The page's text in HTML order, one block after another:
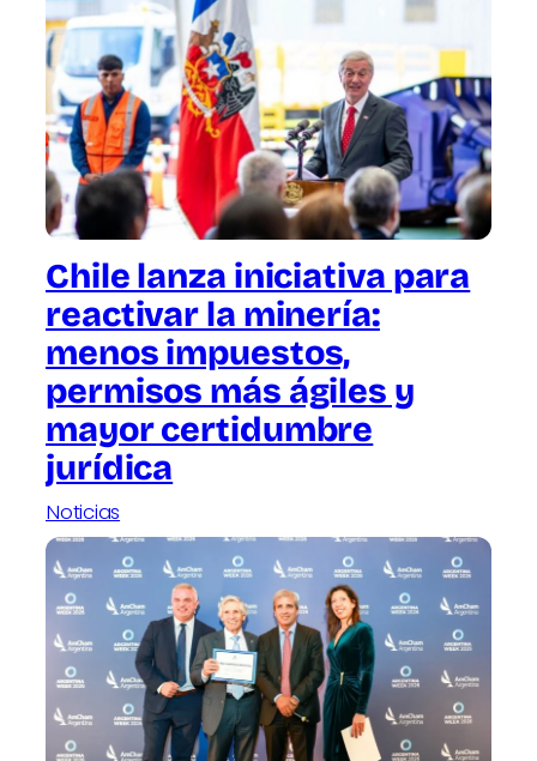
Chile lanza iniciativa para
reactivar la minería:
menos impuestos,
permisos más ágiles y
mayor certidumbre
jurídica
Noticias